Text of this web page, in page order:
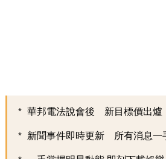
華邦電法說會後 新目標價出爐
新聞事件即時更新 所有消息一